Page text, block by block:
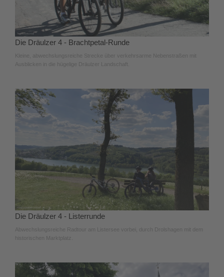
Die Dräulzer 4 - Brachtpetal-Runde
Kleine, abwechslungsreiche Strecke über verkehrsarme Nebenstraßen mit
Ausblicken in die hügelige Dräulzer Landschaft.
Die Dräulzer 4 - Listerrunde
Abwechslungsreiche Radtour am Listersee vorbei, durch Drolshagen mit dem
historischen Marktplatz.